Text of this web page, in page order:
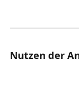
Nutzen der